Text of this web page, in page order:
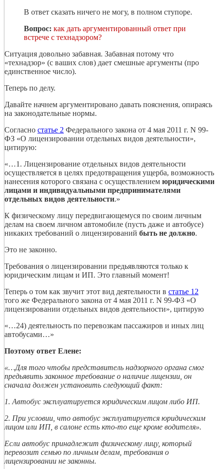
В ответ сказать ничего не могу, в полном ступоре.
Вопрос: как дать аргументированный ответ при
встрече с технадзором?
Ситуация довольно забавная. Забавная потому что
«технадзор» (с ваших слов) дает смешные аргументы (про
единственное число).
Теперь по делу.
Давайте начнем аргументировано давать пояснения, опираясь
на законодательные нормы.
Согласно статье 2 Федерального закона от 4 мая 2011 г. N 99-
ФЗ «О лицензировании отдельных видов деятельности»,
цитирую:
«…1. Лицензирование отдельных видов деятельности
осуществляется в целях предотвращения ущерба, возможность
нанесения которого связана с осуществлением юридическими
лицами и индивидуальными предпринимателями
отдельных видов деятельности.»
К физическому лицу передвигающемуся по своим личным
делам на своем личном автомобиле (пусть даже и автобусе)
никаких требований о лицензирований быть не должно.
Это не законно.
Требования о лицензировании предьявляются только к
юридическим лицам и ИП. Это главный момент!
Теперь о том как звучит этот вид деятельности в статье 12
того же Федерального закона от 4 мая 2011 г. N 99-ФЗ «О
лицензировании отдельных видов деятельности», цитирую
«…24) деятельность по перевозкам пассажиров и иных лиц
автобусами…»
Поэтому ответ Елене:
«…Для того чтобы представитель надзорного органа смог
предьявить законное требование о наличие лицензии, он
сначала должен установить следующий факт:
1. Автобус эксплуатируется юридическим лицом либо ИП.
2. При условии, что автобус эксплуатируется юридическим
лицом или ИП, в салоне есть кто-то еще кроме водителя».
Если автобус принадлежит физическому лицу, который
перевозит семью по личным делам, требования о
лицензировании не законны.